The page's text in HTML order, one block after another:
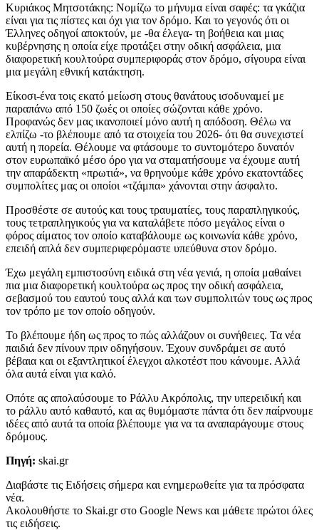
Κυριάκος Μητσοτάκης: Νομίζω το μήνυμα είναι σαφές: τα γκάζια
είναι για τις πίστες και όχι για τον δρόμο. Και το γεγονός ότι οι
Έλληνες οδηγοί αποκτούν, με -θα έλεγα- τη βοήθεια και μιας
κυβέρνησης η οποία είχε προτάξει στην οδική ασφάλεια, μια
διαφορετική κουλτούρα συμπεριφοράς στον δρόμο, σίγουρα είναι
μια μεγάλη εθνική κατάκτηση.
Είκοσι-ένα τοις εκατό μείωση στους θανάτους ισοδυναμεί με
παραπάνω από 150 ζωές οι οποίες σώζονται κάθε χρόνο.
Προφανώς δεν μας ικανοποιεί μόνο αυτή η απόδοση. Θέλω να
ελπίζω -το βλέπουμε από τα στοιχεία του 2026- ότι θα συνεχιστεί
αυτή η πορεία. Θέλουμε να φτάσουμε το συντομότερο δυνατόν
στον ευρωπαϊκό μέσο όρο για να σταματήσουμε να έχουμε αυτή
την απαράδεκτη «πρωτιά», να θρηνούμε κάθε χρόνο εκατοντάδες
συμπολίτες μας οι οποίοι «τζάμπα» χάνονται στην άσφαλτο.
Προσθέστε σε αυτούς και τους τραυματίες, τους παραπληγικούς,
τους τετραπληγικούς για να καταλάβετε πόσο μεγάλος είναι ο
φόρος αίματος τον οποίο καταβάλουμε ως κοινωνία κάθε χρόνο,
επειδή απλά δεν συμπεριφερόμαστε υπεύθυνα στον δρόμο.
Έχω μεγάλη εμπιστοσύνη ειδικά στη νέα γενιά, η οποία μαθαίνει
πια μια διαφορετική κουλτούρα ως προς την οδική ασφάλεια,
σεβασμού του εαυτού τους αλλά και των συμπολιτών τους ως προς
τον τρόπο με τον οποίο οδηγούν.
Το βλέπουμε ήδη ως προς το πώς αλλάζουν οι συνήθειες. Τα νέα
παιδιά δεν πίνουν πριν οδηγήσουν. Έχουν συνδράμει σε αυτό
βέβαια και οι εξαντλητικοί έλεγχοι αλκοτέστ που κάνουμε. Αλλά
όλα αυτά είναι για καλό.
Οπότε ας απολαύσουμε το Ράλλυ Ακρόπολις, την υπερειδική και
το ράλλυ αυτό καθαυτό, και ας θυμόμαστε πάντα ότι δεν παίρνουμε
ιδέες από αυτά τα οποία βλέπουμε για να τα αναπαράγουμε στους
δρόμους.
Πηγή: skai.gr
Διαβάστε τις Ειδήσεις σήμερα και ενημερωθείτε για τα πρόσφατα
νέα.
Ακολουθήστε το Skai.gr στο Google News και μάθετε πρώτοι όλες
τις ειδήσεις.